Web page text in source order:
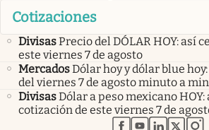
Cotizaciones
DivisasPrecio del DÓLAR HOY: así
este viernes 7 de agosto
MercadosDólar hoy y dólar blue
del viernes 7 de agosto minuto a
DivisasDólar a peso mexicano
cotización de este viernes 7 de
abre en nueva
abre enabre en
abre